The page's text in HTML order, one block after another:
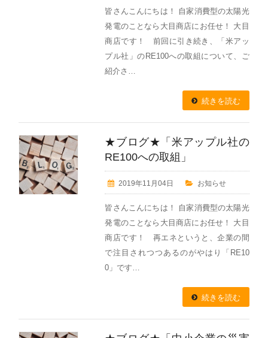
皆さんこんにちは！ 自家消費型の太陽光
発電のことなら大目商店にお任せ！ 大目
商店です！ 前回に引き続き、「米アッ
プル社」のRE100への取組について、ご
紹介さ…
続きを読む
★ブログ★「米アップル社の
RE100への取組」
2019年11月04日 お知らせ
皆さんこんにちは！ 自家消費型の太陽光
発電のことなら大目商店にお任せ！ 大目
商店です！ 再エネというと、企業の間
で注目されつつあるのがやはり「RE10
0」です…
続きを読む